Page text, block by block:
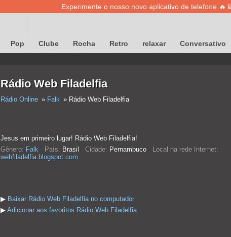
Experimente o nosso novo aplicativo de telefone 🔥📱
Pop Clube Rocha Retro relaxar Conversativo
Rádio Web Filadelfia
Rádio Online Falk Rádio Web Filadelfia
Jesus em primeiro lugar! Rádio Web Filadelfia!
Gênero: Falk País: Brasil Cidade: Pernambuco
Local na rede Internet:
webfiladelfia.blogspot.com
▶ Baixar Rádio Web Filadelfia no computador
▶ Adicionar aos favoritos Rádio Web Filadelfia